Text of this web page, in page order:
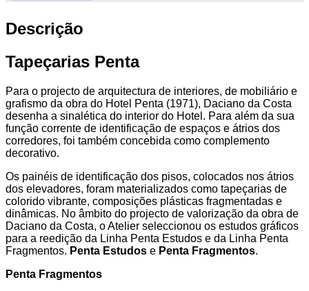
Descrição
Tapeçarias Penta
Para o projecto de arquitectura de interiores, de mobiliário e
grafismo da obra do Hotel Penta (1971), Daciano da Costa
desenha a sinalética do interior do Hotel. Para além da sua
função corrente de identificação de espaços e átrios dos
corredores, foi também concebida como complemento
decorativo.
Os painéis de identificação dos pisos, colocados nos átrios
dos elevadores, foram materializados como tapeçarias de
colorido vibrante, composições plásticas fragmentadas e
dinâmicas. No âmbito do projecto de valorização da obra de
Daciano da Costa, o Atelier seleccionou os estudos gráficos
para a reedição da Linha Penta Estudos e da Linha Penta
Fragmentos. Penta Estudos e Penta Fragmentos.
Penta Fragmentos